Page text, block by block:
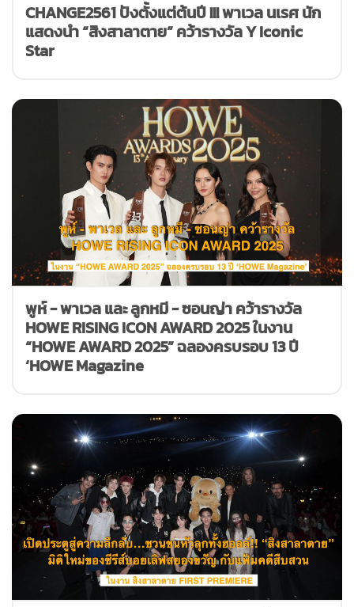
CHANGE2561 ปังตั้งแต่ต้นปี !!! พาเวล นเรศ นัก
แสดงนำ “สิงสาลาตาย” คว้ารางวัล Y Iconic
Star
พูห์ - พาเวล และ ลูกหมี - ซอนญ่า คว้ารางวัล
HOWE RISING ICON AWARD 2025 ในงาน
“HOWE AWARD 2025” ฉลองครบรอบ 13 ปี
‘HOWE Magazine